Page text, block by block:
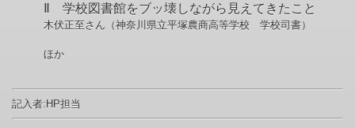
Ⅱ 学校図書館をブッ壊しながら見えてきたこと
木伏正至さん（神奈川県立平塚農商高等学校 学校司書）
ほか
記入者:HP担当